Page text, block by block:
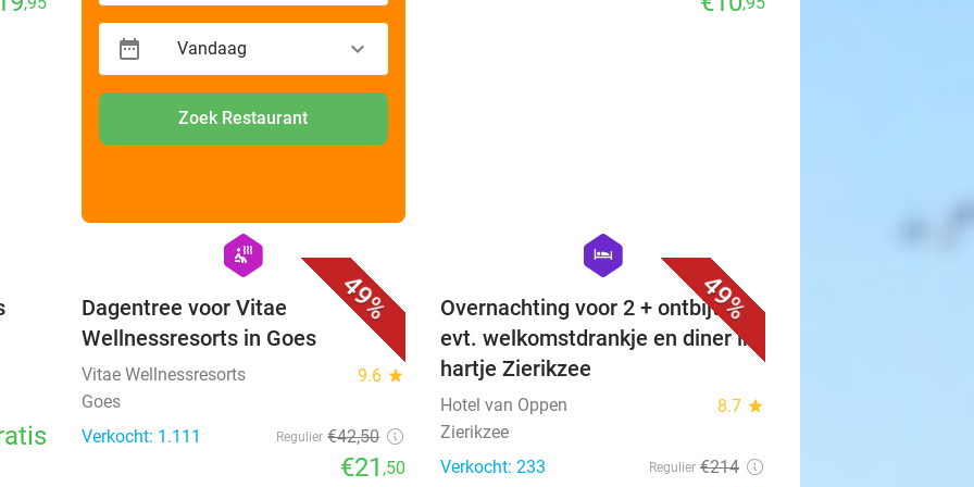
Vandaag
Zoek Restaurant
49%
favorite_border
hexagon
wellness
Dagentree voor Vitae
Wellnessresorts in Goes
Vitae Wellnessresorts 9.6 star
Goes
Verkocht: 1.111
Regulier €42,50
€21,50
49%
hexagon
hotel
Overnachting voor 2 + ontbijt +
evt. welkomstdrankje en diner in
hartje Zierikzee
Hotel van Oppen 8.7 star
Zierikzee
Verkocht: 233
Regulier €214